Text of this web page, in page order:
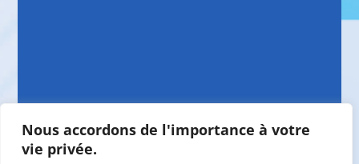
Nous accordons de l'importance à votre
vie privée.